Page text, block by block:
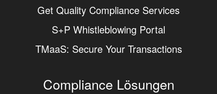
Get Quality Compliance Services
S+P Whistleblowing Portal
TMaaS: Secure Your Transactions
Compliance Lösungen